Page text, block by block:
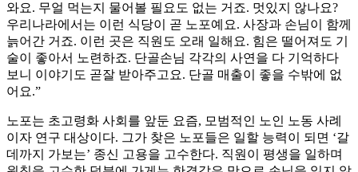
와요. 무얼 먹는지 물어볼 필요도 없는 거죠. 멋있지 않나요?
우리나라에서는 이런 식당이 곧 노포예요. 사장과 손님이 함께
늙어간 거죠. 이런 곳은 직원도 오래 일해요. 힘은 떨어져도 기
술이 좋아서 노련하죠. 단골손님 각각의 사연을 다 기억하다
보니 이야기도 곧잘 받아주고요. 단골 매출이 좋을 수밖에 없
어요.”
노포는 초고령화 사회를 앞둔 요즘, 모범적인 노인 노동 사례
이자 연구 대상이다. 그가 찾은 노포들은 일할 능력이 되면 ‘갈
데까지 가보는’ 종신 고용을 고수한다. 직원이 평생을 일하며